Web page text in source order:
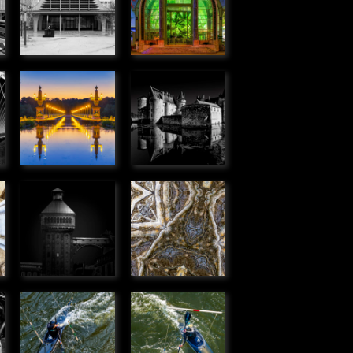
» Urbain
plantes
» Urbain
Pont canal
de Briare
» Urbain
Château de
Sully-sur-
Loire
» Urbain
Tour
élévatrice,
Corbeil
» Urbain
Kaléidoscope
» Graphique
Passer
dans la
porte
Passer
dans la
porte